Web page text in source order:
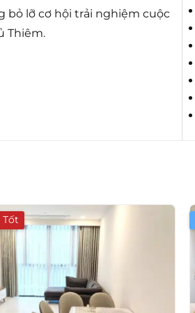
bỏ lỡ cơ hội trải nghiệm cuộc
Thiêm.
Tốt